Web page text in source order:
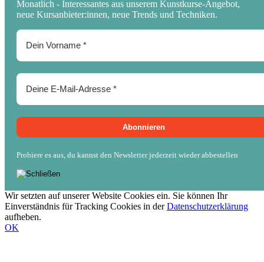
Monatlich - Interessantes aus unserem Kunstkurse-Angebot,
neue Kursanbieter:innen, neue Trends und Techniken.
Probiere es aus, du kannst den Newsletter jederzeit wieder abbestellen
Wir setzten auf unserer Website Cookies ein. Sie können Ihr
Einverständnis für Tracking Cookies in derDatenschutzerklärung
aufheben.
OK